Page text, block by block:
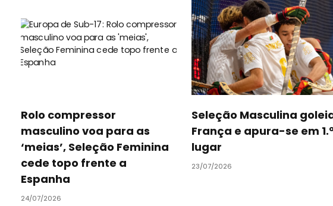
Rolo compressor
masculino voa para as
‘meias’, Seleção Feminina
cede topo frente a
Espanha
24/07/2026
Seleção Masculina
França e apura-se em
lugar
23/07/2026